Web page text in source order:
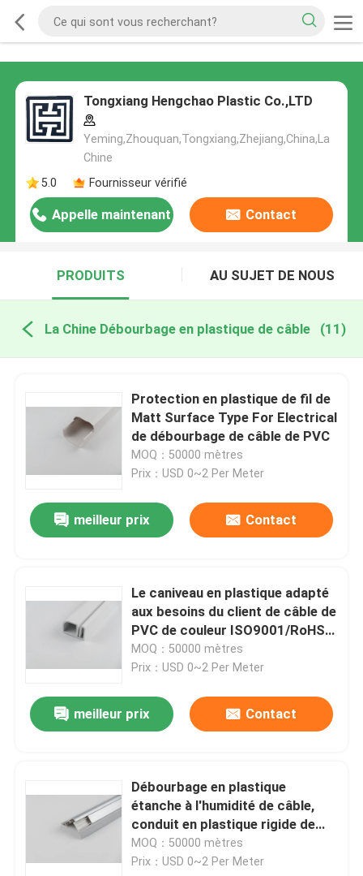
Tongxiang Hengchao Plastic Co.,LTD
Yeming,Zhouquan,Tongxiang,Zhejiang,China,La
Chine
5.0
Fournisseur vérifié
Appelle maintenant Contact
PRODUITS AU SUJET DE NOUS
La Chine Débourbage en plastique de câble (11)
Protection en plastique de fil de
Matt Surface Type For Electrical
de débourbage de câble de PVC
MOQ：50000 mètres
Prix：USD 0~2 Per Meter
meilleur prix Contact
Le caniveau en plastique adapté
aux besoins du client de câble de
PVC de couleur ISO9001/RoHS a
certifié
MOQ：50000 mètres
Prix：USD 0~2 Per Meter
meilleur prix Contact
Débourbage en plastique
étanche à l'humidité de câble,
conduit en plastique rigide de
câble
MOQ：50000 mètres
Prix：USD 0~2 Per Meter